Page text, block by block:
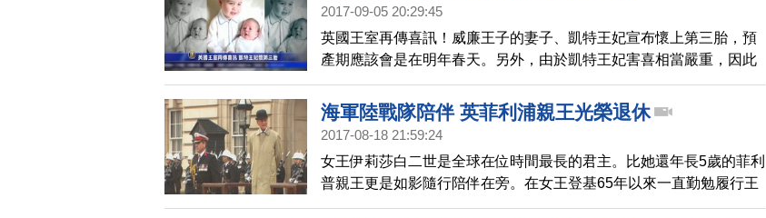
2017-09-05 20:29:45
英國王室再傳喜訊！威廉王子的妻子、凱特王妃宣布懷上第三胎，預
產期應該會是在明年春天。另外，由於凱特王妃害喜相當嚴重，因此
也暫時取消公開行程。
海軍陸戰隊陪伴 英菲利浦親王光榮退休
2017-08-18 21:59:24
女王伊莉莎白二世是全球在位時間最長的君主。比她還年長5歲的菲利
普親王更是如影隨行陪伴在旁。在女王登基65年以來一直勤勉履行王
室職責，甚至被稱為「最忙的」英國王室成員。在今年5月時白金漢宮